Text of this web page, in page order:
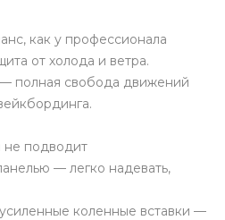
как у профессионала
от холода и ветра.
полная свобода движений
не подводит
— легко надевать,
коленные вставки —